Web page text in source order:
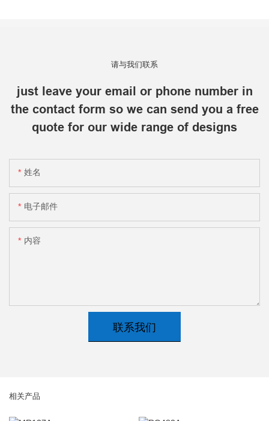
请与我们联系
just leave your email or phone number in
the contact form so we can send you a free
quote for our wide range of designs
姓名
电子邮件
内容
联系我们
相关产品